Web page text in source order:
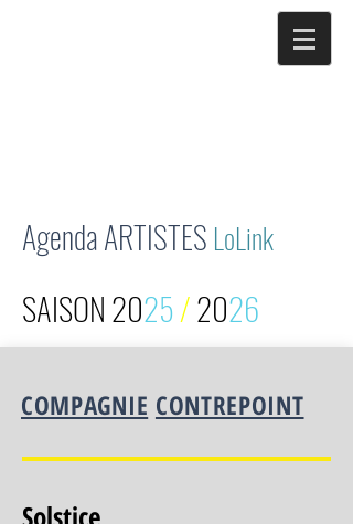
Agenda ARTISTES LoLink
SAISON 2025/2026
COMPAGNIE CONTREPOINT
Solstice